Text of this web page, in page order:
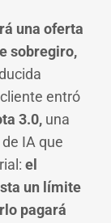
una oferta
sobregiro,
entró
3.0, una
IA que
el
un límite
pagará